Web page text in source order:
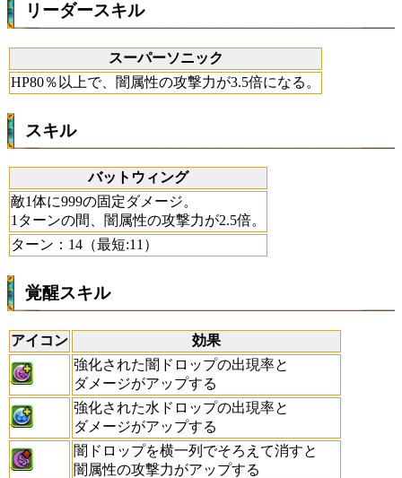
リーダースキル
スーパーソニック
HP80％以上で、闇属性の攻撃力が3.5倍になる。
スキル
バットウィング
敵1体に999の固定ダメージ。
1ターンの間、闇属性の攻撃力が2.5倍。
ターン：14（最短:11）
覚醒スキル
アイコン
効果
強化された闇ドロップの出現率と
ダメージがアップする
強化された水ドロップの出現率と
ダメージがアップする
闇ドロップを横一列でそろえて消すと
闇属性の攻撃力がアップする